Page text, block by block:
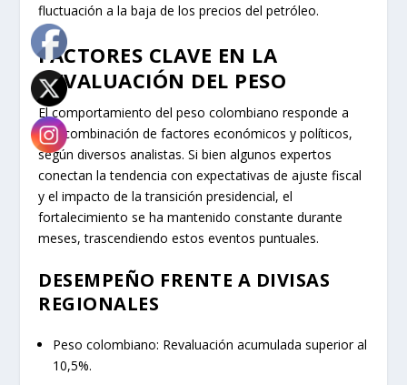
fluctuación a la baja de los precios del petróleo.
FACTORES CLAVE EN LA
REVALUACIÓN DEL PESO
El comportamiento del peso colombiano responde a
una combinación de factores económicos y políticos,
según diversos analistas. Si bien algunos expertos
conectan la tendencia con expectativas de ajuste fiscal
y el impacto de la transición presidencial, el
fortalecimiento se ha mantenido constante durante
meses, trascendiendo estos eventos puntuales.
DESEMPEÑO FRENTE A DIVISAS
REGIONALES
Peso colombiano: Revaluación acumulada superior al
10,5%.